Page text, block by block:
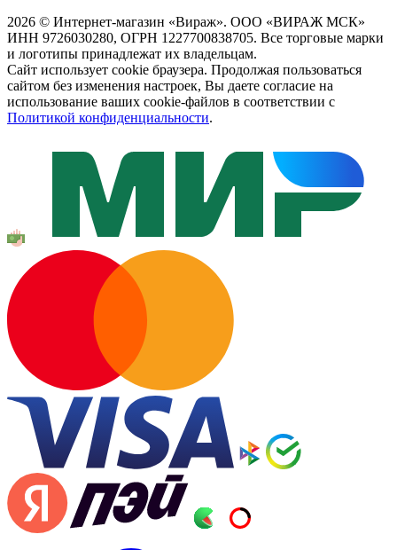
2026 © Интернет-магазин «Вираж». ООО «ВИРАЖ МСК»
ИНН 9726030280, ОГРН 1227700838705. Все торговые марки
и логотипы принадлежат их владельцам.
Сайт использует cookie браузера. Продолжая пользоваться
сайтом без изменения настроек, Вы даете согласие на
использование ваших cookie-файлов в соответствии с
Политикой конфиденциальности.